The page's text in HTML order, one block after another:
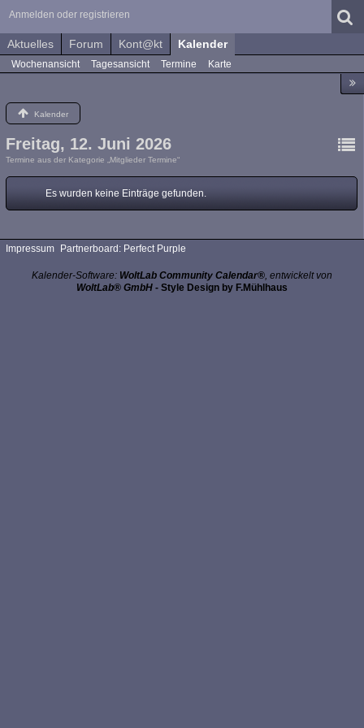
Anmelden oder registrieren
Aktuelles Forum Kont@kt Kalender
Wochenansicht Tagesansicht Termine Karte
Kalender
Freitag, 12. Juni 2026
Termine aus der Kategorie „Mitglieder Termine“
Es wurden keine Einträge gefunden.
Impressum Partnerboard: Perfect Purple
Kalender-Software: WoltLab Community Calendar®, entwickelt von
WoltLab® GmbH